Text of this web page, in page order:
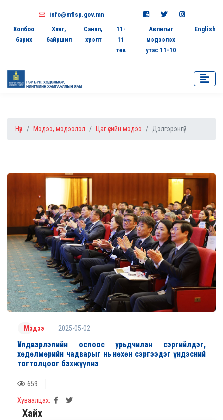
info@mflsp.gov.mn
Холбоо
барих
Хаяг,
байршил
Санал,
хүсэлт
11-
11
төв
Авлигыг
мэдээлэх
утас 11-10
English
Нүүр Мэдээ, мэдээлэл Цаг үеийн мэдээ Дэлгэрэнгүй
Мэдээ 2025-05-02
Үйлдвэрлэлийн ослоос урьдчилан сэргийлдэг,
хөдөлмөрийн чадварыг нь нөхөн сэргээдэг үндэсний
тогтолцоог бэхжүүлнэ
659
Хуваалцах:
Хайх